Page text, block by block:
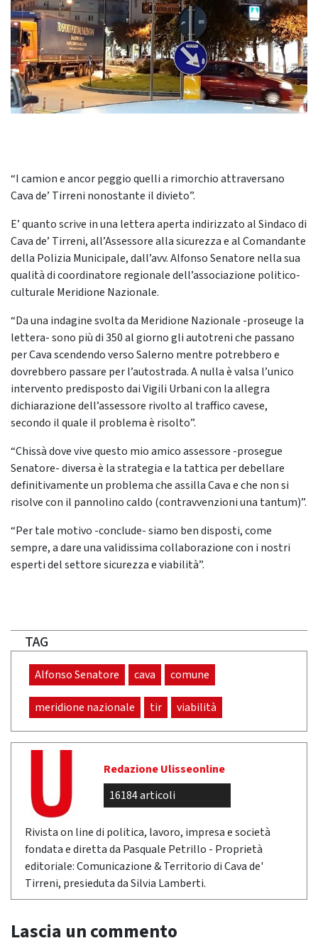
“I camion e ancor peggio quelli a rimorchio attraversano
Cava de’ Tirreni nonostante il divieto”.
E’ quanto scrive in una lettera aperta indirizzato al Sindaco di
Cava de’ Tirreni, all’Assessore alla sicurezza e al Comandante
della Polizia Municipale, dall’avv. Alfonso Senatore nella sua
qualità di coordinatore regionale dell’associazione politico-
culturale Meridione Nazionale.
“Da una indagine svolta da Meridione Nazionale -proseuge la
lettera- sono più di 350 al giorno gli autotreni che passano
per Cava scendendo verso Salerno mentre potrebbero e
dovrebbero passare per l’autostrada. A nulla è valsa l’unico
intervento predisposto dai Vigili Urbani con la allegra
dichiarazione dell’assessore rivolto al traffico cavese,
secondo il quale il problema è risolto”.
“Chissà dove vive questo mio amico assessore -prosegue
Senatore- diversa è la strategia e la tattica per debellare
definitivamente un problema che assilla Cava e che non si
risolve con il pannolino caldo (contravvenzioni una tantum)”.
“Per tale motivo -conclude- siamo ben disposti, come
sempre, a dare una validissima collaborazione con i nostri
esperti del settore sicurezza e viabilità”.
TAG
Alfonso Senatore cava comune
meridione nazionale tir viabilità
Redazione Ulisseonline
16184 articoli
Rivista on line di politica, lavoro, impresa e società
fondata e diretta da Pasquale Petrillo - Proprietà
editoriale: Comunicazione & Territorio di Cava de'
Tirreni, presieduta da Silvia Lamberti.
Lascia un commento